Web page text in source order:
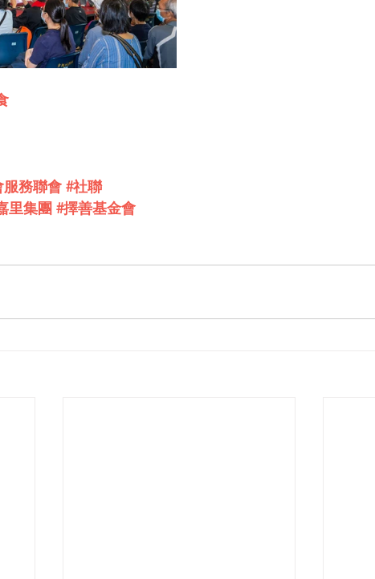
服務聯會 #社聯
里集團 #擇善基金會